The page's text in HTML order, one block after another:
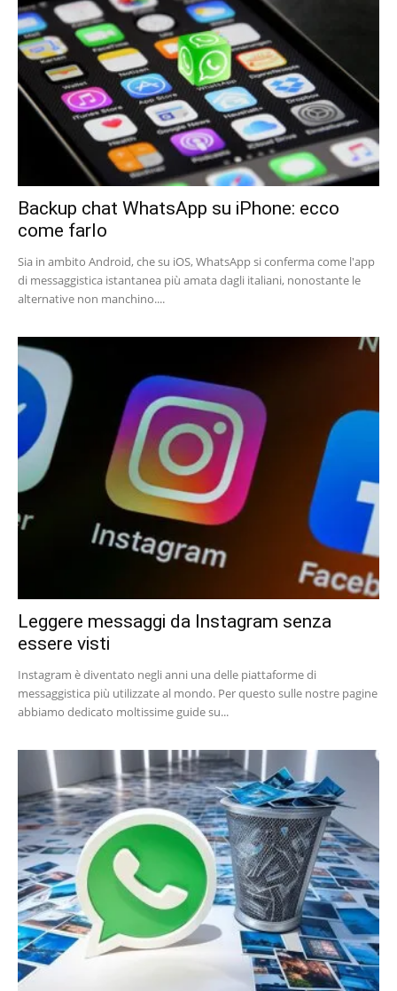
Backup chat WhatsApp su iPhone: ecco
come farlo
Sia in ambito Android, che su iOS, WhatsApp si conferma come l'app
di messaggistica istantanea più amata dagli italiani, nonostante le
alternative non manchino....
Leggere messaggi da Instagram senza
essere visti
Instagram è diventato negli anni una delle piattaforme di
messaggistica più utilizzate al mondo. Per questo sulle nostre pagine
abbiamo dedicato moltissime guide su...